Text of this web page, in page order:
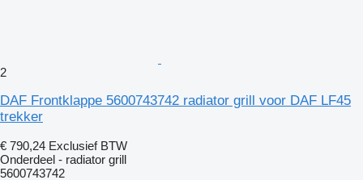
2
DAF Frontklappe 5600743742 radiator grill voor DAF LF45
trekker
€ 790,24 Exclusief BTW
Onderdeel - radiator grill
5600743742